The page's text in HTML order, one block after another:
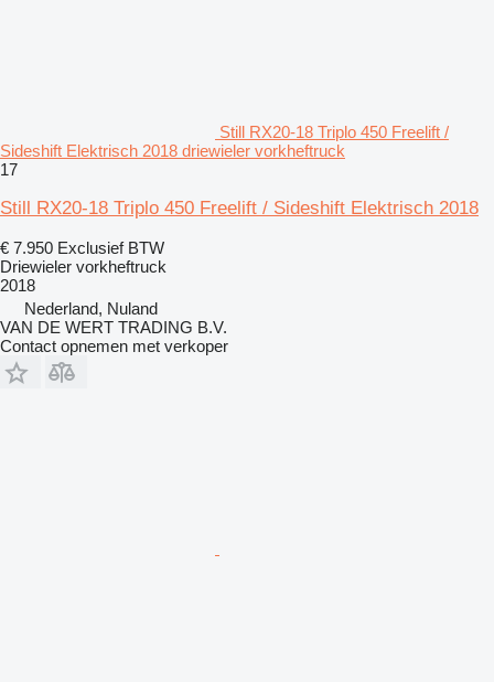
Still RX20-18 Triplo 450 Freelift /
Sideshift Elektrisch 2018 driewieler vorkheftruck
17
Still RX20-18 Triplo 450 Freelift / Sideshift Elektrisch 2018
€ 7.950 Exclusief BTW
Driewieler vorkheftruck
2018
Nederland, Nuland
VAN DE WERT TRADING B.V.
Contact opnemen met verkoper